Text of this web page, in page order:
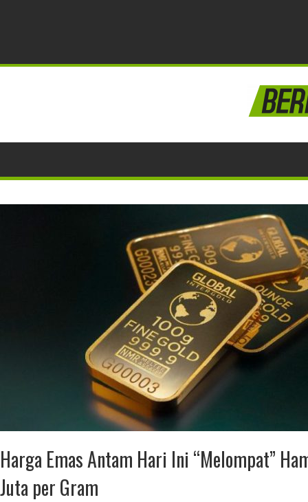
Harga Emas Antam Hari Ini “Melompat”
Juta per Gram